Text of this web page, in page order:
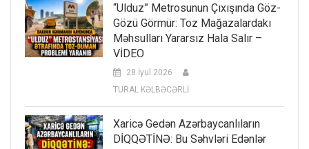
“Ulduz” Metrosunun Çıxışında Göz-
Gözü Görmür: Toz Mağazalardakı
Məhsulları Yararsız Hala Salır –
VİDEO
28 İyul 2026
TURAL KƏLBƏCƏRLİ
Xaricə Gedən Azərbaycanlıların
DİQQƏTİNƏ: Bu Səhvləri Edənlər